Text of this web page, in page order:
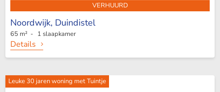
VERHUURD
Noordwijk, Duindistel
65 m² - 1 slaapkamer
Details
Leuke 30 jaren woning met Tuintje